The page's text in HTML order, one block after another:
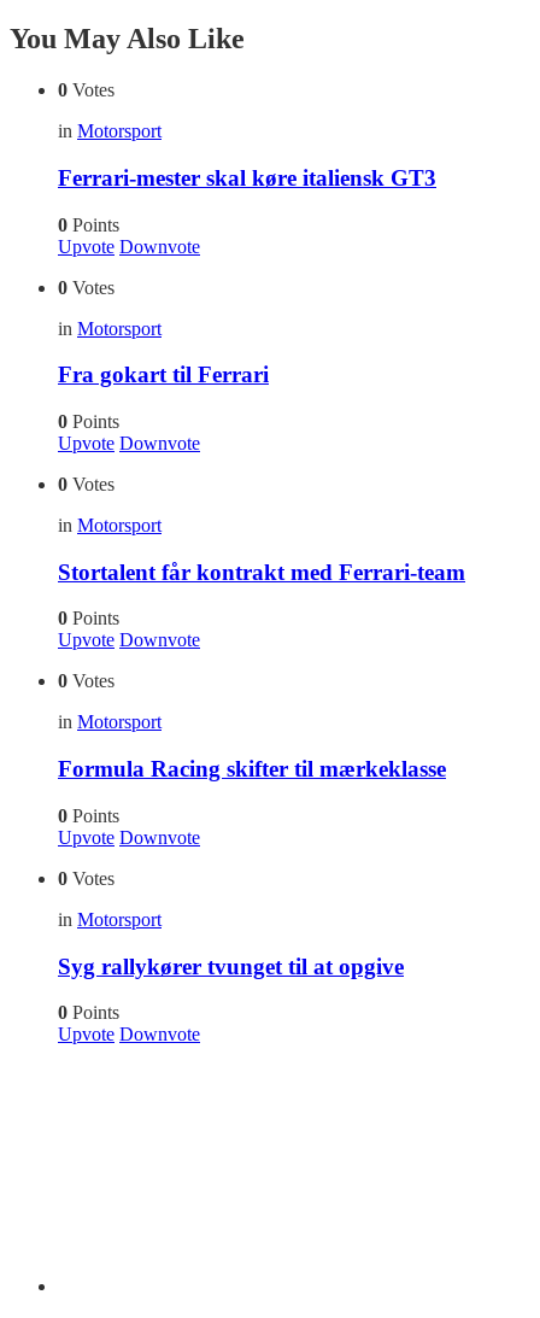
You May Also Like
0 Votes
in Motorsport
Ferrari-mester skal køre italiensk GT3
0 Points
Upvote Downvote
0 Votes
in Motorsport
Fra gokart til Ferrari
0 Points
Upvote Downvote
0 Votes
in Motorsport
Stortalent får kontrakt med Ferrari-team
0 Points
Upvote Downvote
0 Votes
in Motorsport
Formula Racing skifter til mærkeklasse
0 Points
Upvote Downvote
0 Votes
in Motorsport
Syg rallykører tvunget til at opgive
0 Points
Upvote Downvote